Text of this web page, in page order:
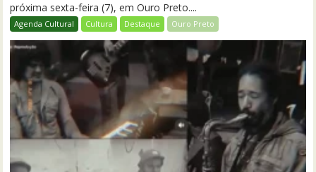
próxima sexta-feira (7), em Ouro Preto....
Agenda Cultural Cultura Destaque Ouro Preto